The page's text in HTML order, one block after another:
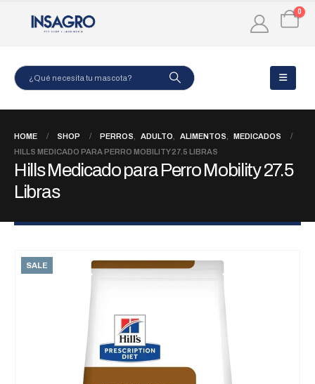
0
HOME SHOP PERROS ADULTO ALIMENTOS
MEDICADOS
HILLS MEDICADO PARA PERRO MOBILITY 27.5 LIBRAS
Hills Medicado para Perro Mobility 27.5
Libras
SALE